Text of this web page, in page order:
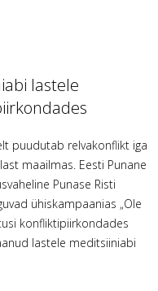
lastele
puudutab relvakonflikt iga
maailmas. Eesti Punane
Punase Risti
ühiskampaanias „Ole
konfliktipiirkondades
lastele meditsiiniabi